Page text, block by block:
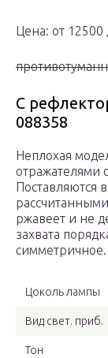
Цена: от 12500
С
088358
Неплохая
отражателями
Поставляются
ржавеет и не
захвата
симметричное.
Цоколь лампы
Вид свет. приб.
Тон